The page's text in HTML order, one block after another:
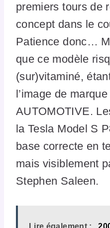
premiers tours de
concept dans le
Patience donc…
que ce modèle
(sur)vitaminé,
l’image de
AUTOMOTIVE.
la Tesla Model S
base correcte en
mais visiblement
Stephen Saleen.
Lire également :